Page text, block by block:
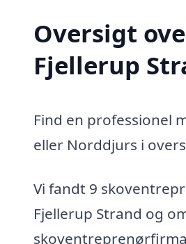
Oversigt
Fjellerup
Find en professionel
eller Norddjurs i
Vi fandt 9
Fjellerup Strand og